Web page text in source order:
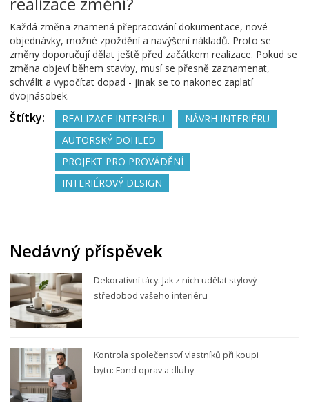
Každá změna znamená přepracování dokumentace, nové
objednávky, možné zpoždění a navýšení nákladů. Proto se
změny doporučují dělat ještě před začátkem realizace. Pokud se
změna objeví během stavby, musí se přesně zaznamenat,
schválit a vypočítat dopad - jinak se to nakonec zaplatí
dvojnásobek.
Štítky: REALIZACE INTERIÉRU
NÁVRH INTERIÉRU
AUTORSKÝ DOHLED
PROJEKT PRO PROVÁDĚNÍ
INTERIÉROVÝ DESIGN
Nedávný příspěvek
Dekorativní tácy: Jak z nich udělat stylový
středobod vašeho interiéru
Kontrola společenství vlastníků při koupi
bytu: Fond oprav a dluhy